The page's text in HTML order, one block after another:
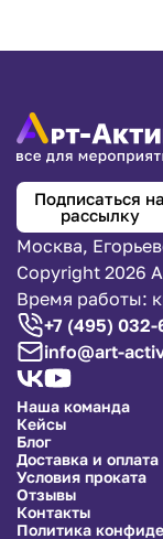
Подписаться на
рассылку
Москва,
Copyright 2026
Время работы:
+7 (495)
info@art-
Наша команда
Кейсы
Блог
Доставка и оплата
Условия проката
Отзывы
Контакты
Политика